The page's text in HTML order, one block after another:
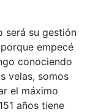
será su gestión
empecé
conociendo
velas, somos
el máximo
años tiene